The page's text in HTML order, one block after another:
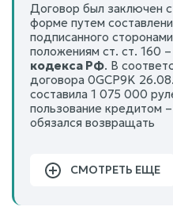
Договор был заключен
форме путем
подписанного
положениям ст. ст. 160 –
кодекса РФ. В
договора 0GCP9K
составила 1 075 000
пользование кредитом
обязался возвращать
СМОТРЕТЬ ЕЩЕ